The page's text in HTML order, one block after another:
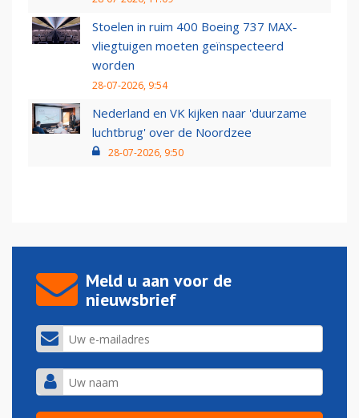
Stoelen in ruim 400 Boeing 737 MAX-
vliegtuigen moeten geïnspecteerd
worden
28-07-2026, 9:54
Nederland en VK kijken naar 'duurzame
luchtbrug' over de Noordzee
28-07-2026, 9:50
Meld u aan voor de
nieuwsbrief